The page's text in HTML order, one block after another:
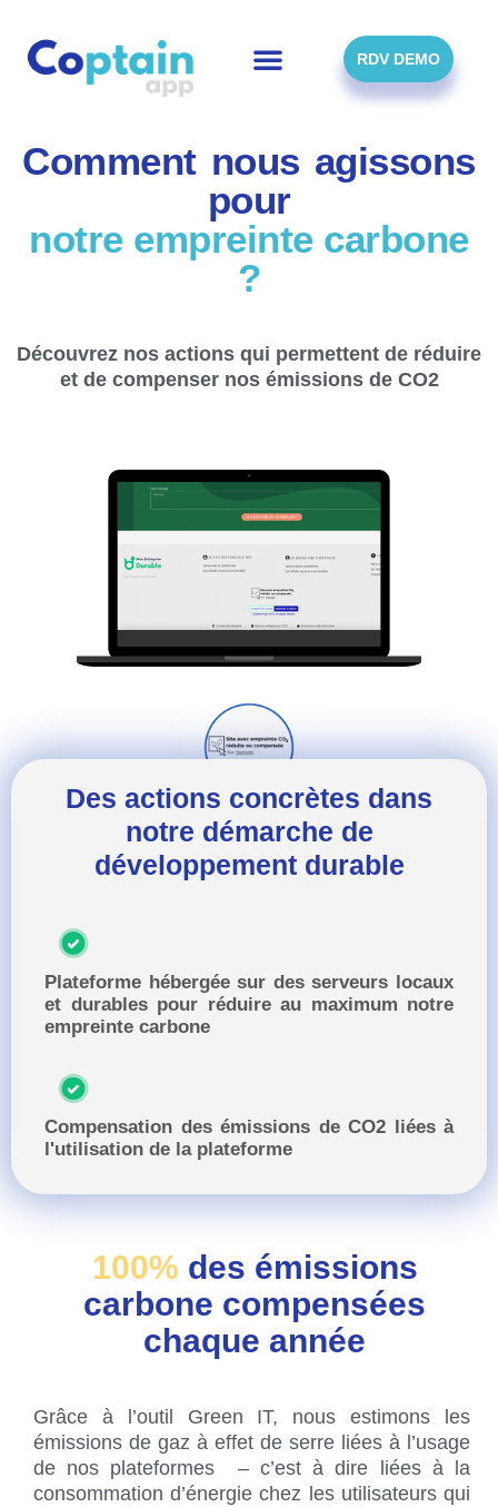
content
RDV DEMO
Comment nous agissons
pour
notre empreinte carbone
?
Découvrez nos actions qui permettent de réduire
et de compenser nos émissions de CO2
Des actions concrètes dans
notre démarche de
développement durable
Plateforme hébergée sur des serveurs locaux
et durables pour réduire au maximum notre
empreinte carbone
Compensation des émissions de CO2 liées à
l'utilisation de la plateforme
100% des émissions
carbone compensées
chaque année
Grâce à l’outil Green IT, nous estimons les
émissions de gaz à effet de serre liées à l’usage
de nos plateformes – c’est à dire liées à la
consommation d’énergie chez les utilisateurs qui